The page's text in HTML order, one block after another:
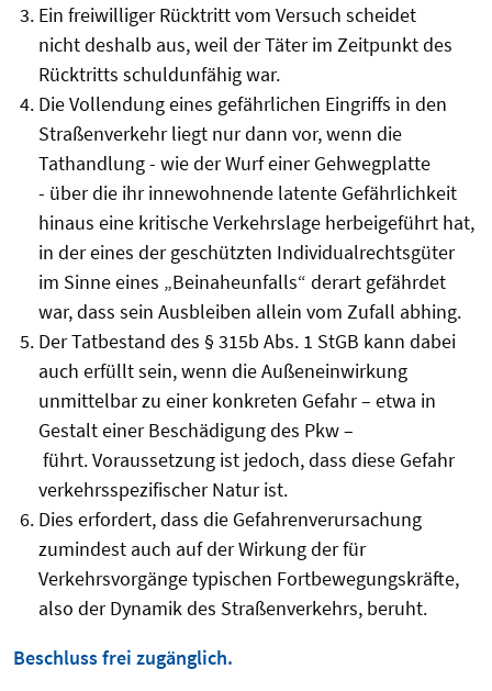
Ein freiwilliger Rücktritt vom Versuch scheidet
nicht deshalb aus, weil der Täter im Zeitpunkt des
Rücktritts schuldunfähig war.
Die Vollendung eines gefährlichen Eingriffs in den
Straßenverkehr liegt nur dann vor, wenn die
Tathandlung - wie der Wurf einer Gehwegplatte
- über die ihr innewohnende latente Gefährlichkeit
hinaus eine kritische Verkehrslage herbeigeführt hat,
in der eines der geschützten Individualrechtsgüter
im Sinne eines „Beinaheunfalls“ derart gefährdet
war, dass sein Ausbleiben allein vom Zufall abhing.
Der Tatbestand des § 315b Abs. 1 StGB kann dabei
auch erfüllt sein, wenn die Außeneinwirkung
unmittelbar zu einer konkreten Gefahr – etwa in
Gestalt einer Beschädigung des Pkw –
führt. Voraussetzung ist jedoch, dass diese Gefahr
verkehrsspezifischer Natur ist.
Dies erfordert, dass die Gefahrenverursachung
zumindest auch auf der Wirkung der für
Verkehrsvorgänge typischen Fortbewegungskräfte,
also der Dynamik des Straßenverkehrs, beruht.
Beschluss frei zugänglich.